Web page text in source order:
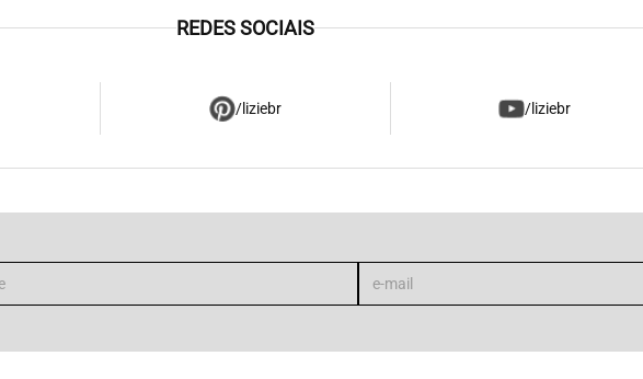
REDES SOCIAIS
/liziebr /liziebr